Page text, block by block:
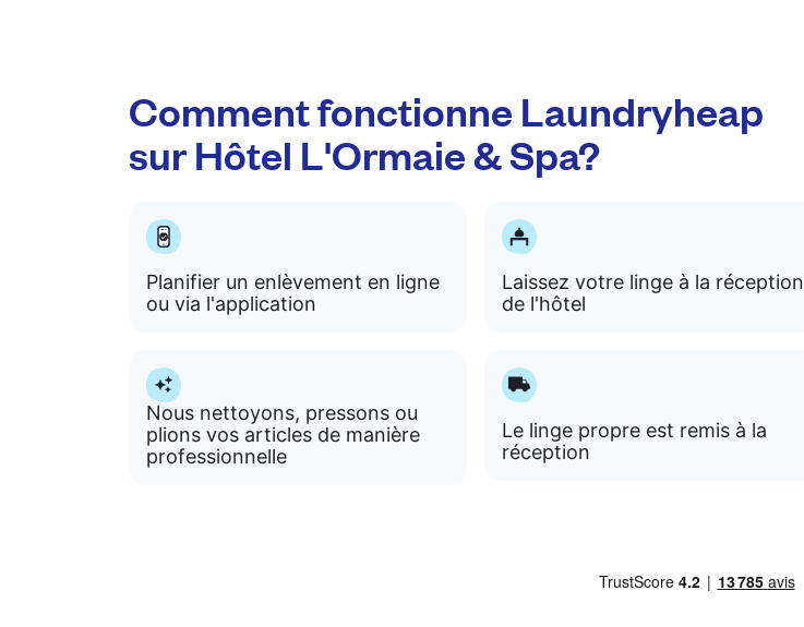
Comment fonctionne Laundryheap
sur Hôtel L'Ormaie & Spa?
Planifier un enlèvement en ligne
ou via l'application
Laissez votre linge à la réception
de l'hôtel
Nous nettoyons, pressons ou
plions vos articles de manière
professionnelle
Le linge propre est remis à la
réception